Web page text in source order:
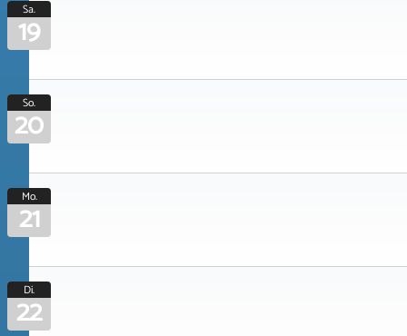
Sa.
19
So.
20
Mo.
21
Di.
22